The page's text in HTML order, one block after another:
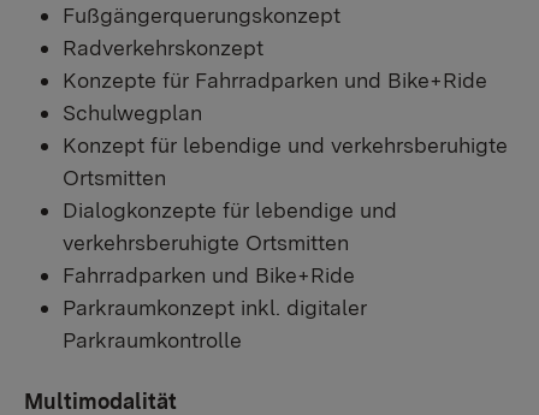
Fußgängerquerungskonzept
Radverkehrskonzept
Konzepte für Fahrradparken und Bike+Ride
Schulwegplan
Konzept für lebendige und verkehrsberuhigte
Ortsmitten
Dialogkonzepte für lebendige und
verkehrsberuhigte Ortsmitten
Fahrradparken und Bike+Ride
Parkraumkonzept inkl. digitaler
Parkraumkontrolle
Multimodalität